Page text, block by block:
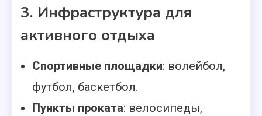
3. Инфраструктура для
активного отдыха
Спортивные площадки: волейбол,
футбол, баскетбол.
Пункты проката: велосипеды,